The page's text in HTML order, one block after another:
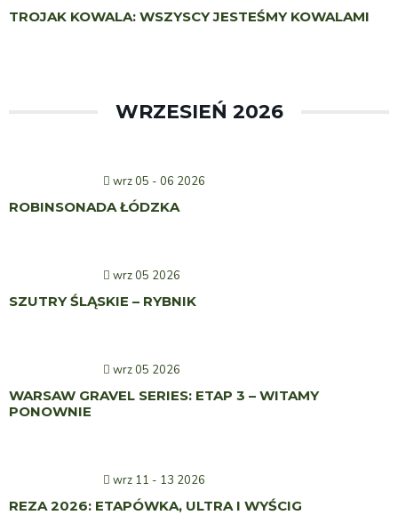
TROJAK KOWALA: WSZYSCY JESTEŚMY KOWALAMI
WRZESIEŃ 2026
wrz 05 - 06 2026
ROBINSONADA ŁÓDZKA
wrz 05 2026
SZUTRY ŚLĄSKIE – RYBNIK
wrz 05 2026
WARSAW GRAVEL SERIES: ETAP 3 – WITAMY
PONOWNIE
wrz 11 - 13 2026
REZA 2026: ETAPÓWKA, ULTRA I WYŚCIG